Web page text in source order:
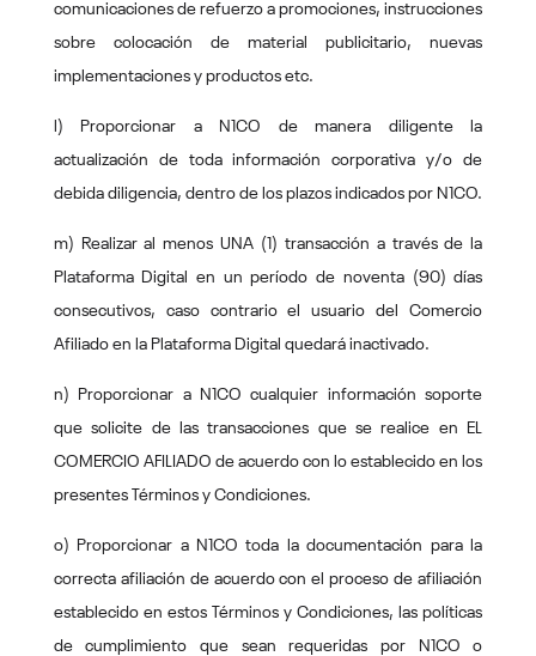
comunicaciones de refuerzo a promociones, instrucciones
sobre colocación de material publicitario, nuevas
implementaciones y productos etc.
l) Proporcionar a N1CO de manera diligente la
actualización de toda información corporativa y/o de
debida diligencia, dentro de los plazos indicados por N1CO.
m) Realizar al menos UNA (1) transacción a través de la
Plataforma Digital en un período de noventa (90) días
consecutivos, caso contrario el usuario del Comercio
Afiliado en la Plataforma Digital quedará inactivado.
n) Proporcionar a N1CO cualquier información soporte
que solicite de las transacciones que se realice en EL
COMERCIO AFILIADO de acuerdo con lo establecido en los
presentes Términos y Condiciones.
o) Proporcionar a N1CO toda la documentación para la
correcta afiliación de acuerdo con el proceso de afiliación
establecido en estos Términos y Condiciones, las políticas
de cumplimiento que sean requeridas por N1CO o